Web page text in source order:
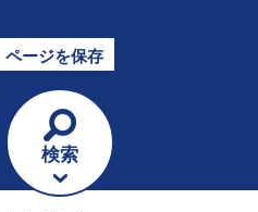
ページを保存
検索